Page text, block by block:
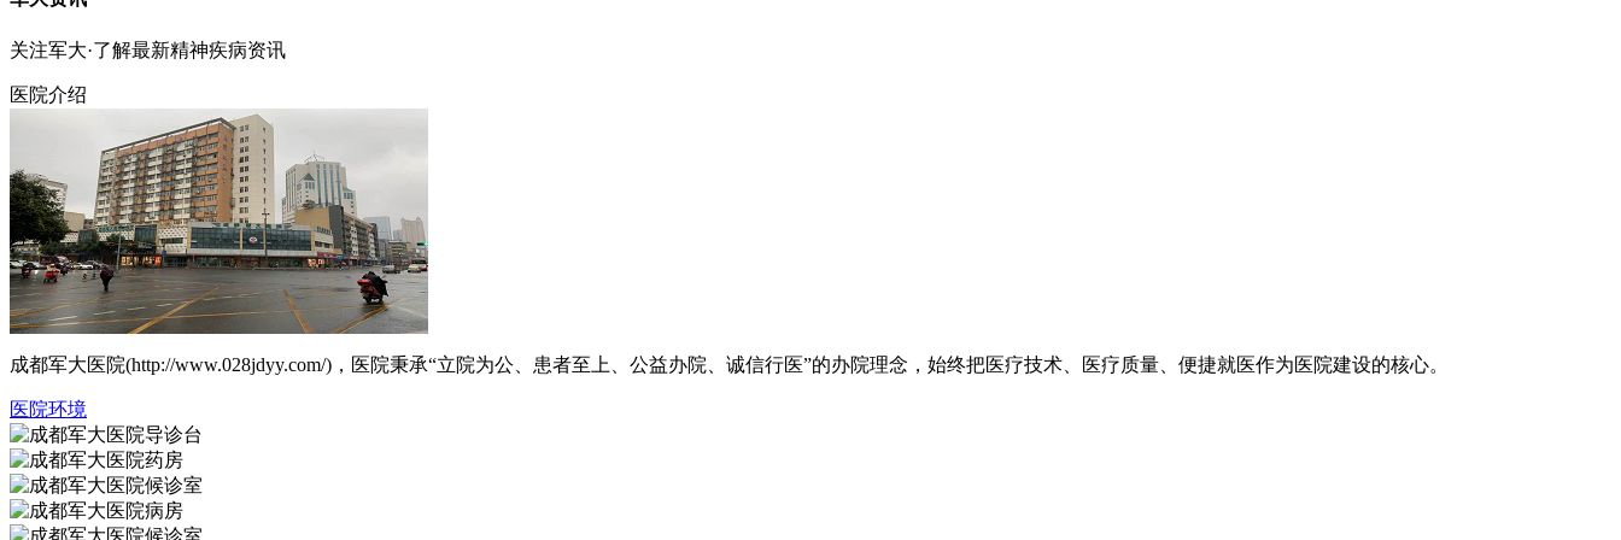
关注军大·了解最新精神疾病资讯
医院介绍
成都军大医院(http://www.028jdyy.com/)，医院秉承“立院为公、患者至上、公益办院、诚信行医”的办院理念，始终把医疗技术、医疗质量、便捷就医作为医院建设的核心。
医院环境